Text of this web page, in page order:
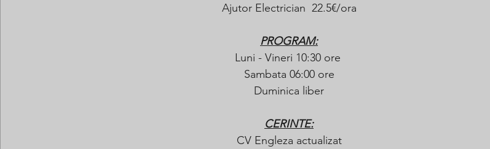
Ajutor Electrician  22.5€/ora
PROGRAM:
Luni - Vineri 10:30 ore
Sambata 06:00 ore
Duminica liber
CERINTE:
CV Engleza actualizat